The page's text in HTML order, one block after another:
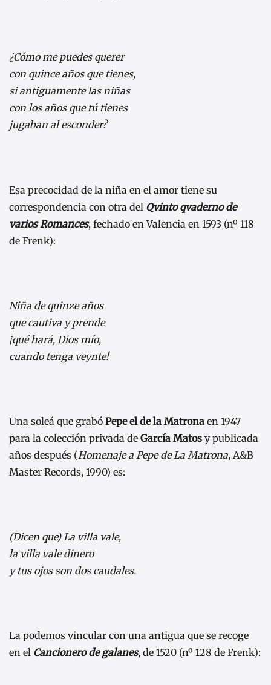
¿Cómo me puedes querer
con quince años que tienes,
si antiguamente las niñas
con los años que tú tienes
jugaban al esconder?
Esa precocidad de la niña en el amor tiene su
correspondencia con otra del Qvinto qvaderno de
varios Romances, fechado en Valencia en 1593 (nº 118
de Frenk):
Niña de quinze años
que cautiva y prende
¡qué hará, Dios mío,
cuando tenga veynte!
Una soleá que grabó Pepe el de la Matrona en 1947
para la colección privada de García Matos y publicada
años después (Homenaje a Pepe de La Matrona, A&B
Master Records, 1990) es:
(Dicen que) La villa vale,
la villa vale dinero
y tus ojos son dos caudales.
La podemos vincular con una antigua que se recoge
en el Cancionero de galanes, de 1520 (nº 128 de Frenk):